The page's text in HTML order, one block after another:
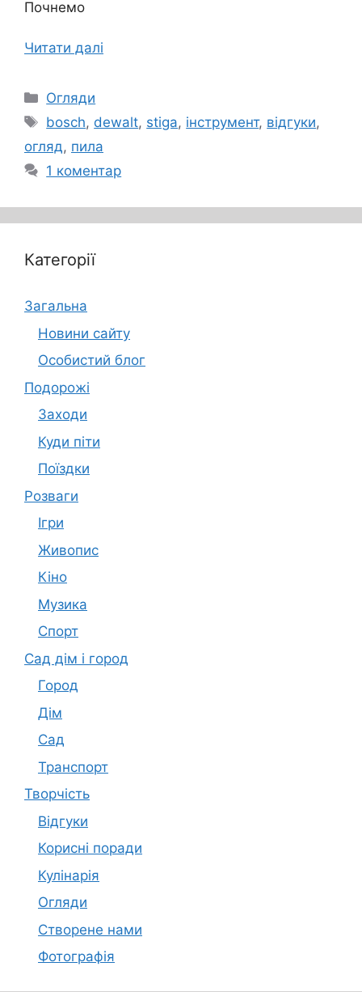
Почнемо
Читати далі
Категорії
Огляди
Позначки
bosch, dewalt, stiga, інструмент, відгуки,
огляд, пила
1 коментар
Категорії
Загальна
Новини сайту
Особистий блог
Подорожі
Заходи
Куди піти
Поїздки
Розваги
Ігри
Живопис
Кіно
Музика
Спорт
Сад дім і город
Город
Дім
Сад
Транспорт
Творчість
Відгуки
Корисні поради
Кулінарія
Огляди
Створене нами
Фотографія